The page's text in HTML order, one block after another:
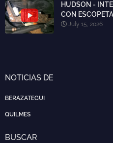
HUDSON -
CON
July 15, 2026
NOTICIAS DE
BERAZATEGUI
QUILMES
BUSCAR